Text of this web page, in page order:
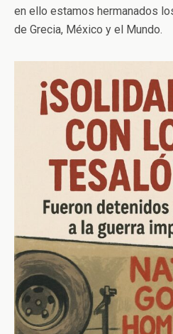
en ello estamos hermanados
de Grecia, México y el Mundo.